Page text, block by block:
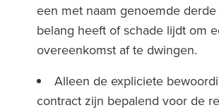
een met naam genoemde
belang heeft of schade lijdt om
overeenkomst af te dwingen.
Alleen de expliciete
contract zijn bepalend voor de